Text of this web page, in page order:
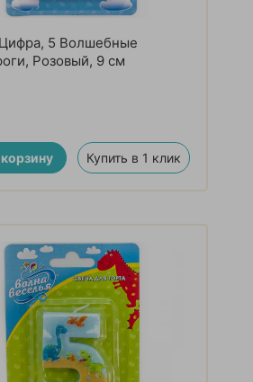
5 Волшебные
Розовый, 9 см
Купить в 1 клик